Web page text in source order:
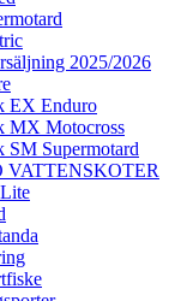
2025/2026
EX Enduro
MX Motocross
SM Supermotard
VATTENSKOTER